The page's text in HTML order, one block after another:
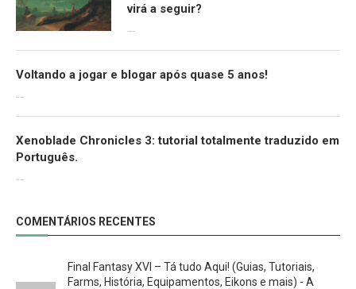
virá a seguir?
Voltando a jogar e blogar após quase 5 anos!
Xenoblade Chronicles 3: tutorial totalmente traduzido em
Português.
COMENTÁRIOS RECENTES
Final Fantasy XVI – Tá tudo Aqui! (Guias, Tutoriais,
Farms, História, Equipamentos, Eikons e mais) - A